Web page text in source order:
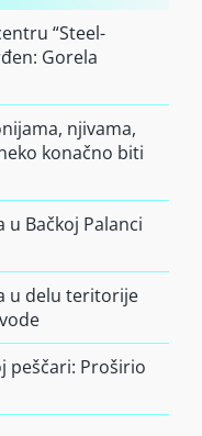
“Steel-
Gorela
njivama,
konačno biti
Bačkoj Palanci
u delu teritorije
peščari: Proširio